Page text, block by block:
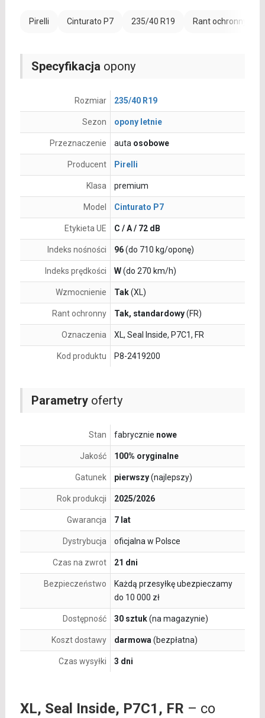
Pirelli Cinturato P7 235/40 R19 Rant ochronny (FR)
Parametryoferty
Stan fabrycznie nowe
Jakość 100% oryginalne
Gatunek pierwszy(najlepszy)
Rok produkcji 2025/2026
Gwarancja 7 lat
Dystrybucja oficjalna w Polsce
Czas na zwrot 21 dni
Bezpieczeństwo
Każdą przesyłkę ubezpieczamy
do 10 000 zł
Dostępność 30 sztuk(na magazynie)
Koszt dostawy darmowa (bezpłatna)
Czas wysyłki 3 dni
Specyfikacja opony
Rozmiar 235/40 R19
Sezon opony letnie
Przeznaczenie auta osobowe
Producent Pirelli
Klasa premium
Model Cinturato P7
Etykieta UE C / A / 72 dB
Indeks nośności 96(do 710 kg/oponę)
Indeks prędkości W(do 270 km/h)
Wzmocnienie Tak(XL)
Rant ochronny Tak, standardowy(FR)
Oznaczenia XL, Seal Inside, P7C1, FR
Kod produktu P8-2419200
XL, Seal Inside, P7C1, FR – co